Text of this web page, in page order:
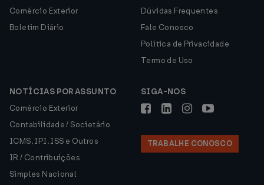
Comércio Exterior
Boletim Diário
Dúvidas Frequentes
Fale Conosco
Política de Privacidade
Termo de Uso
NOTÍCIAS POR ASSUNTO
Comércio Exterior
Contabilidade / Societário
ICMS, IPI, ISS e Outros
IR / Contribuições
Simples Nacional
SIGA-NOS
TRABALHE CONOSCO